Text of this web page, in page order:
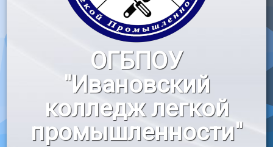
Воспитательная работа
«Профессионалы»
«Профессионалитет»
ОГБПОУ
"Ивановский
колледж легкой
промышленности"